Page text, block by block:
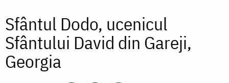
Sfântul Dodo, ucenicul
Sfântului David din Gareji,
Georgia